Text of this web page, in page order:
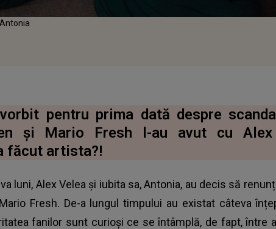
Antonia
pentru prima dată despre
și Mario Fresh l-au avut cu Alex
făcut artista?!
luni, Alex Velea și iubita sa, Antonia, au decis să
Fresh. De-a lungul timpului au existat câteva
fanilor sunt curioși ce se întâmplă, de fapt, între